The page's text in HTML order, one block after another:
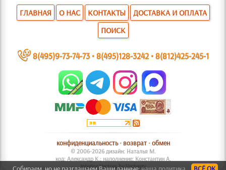
ГЛАВНАЯ О НАС КОНТАКТЫ
ДОСТАВКА И ОПЛАТА
ПОИСК
~ 8(495)9-73-74-73•8(495)128-3242•8(812)425-245-1
конфиденциальность• возврат•обмен
© 2006-2026 дизайн: Наталья М.
код: Александр К.; наполнение: Константин А.
Interior Vectors by Vecteezy